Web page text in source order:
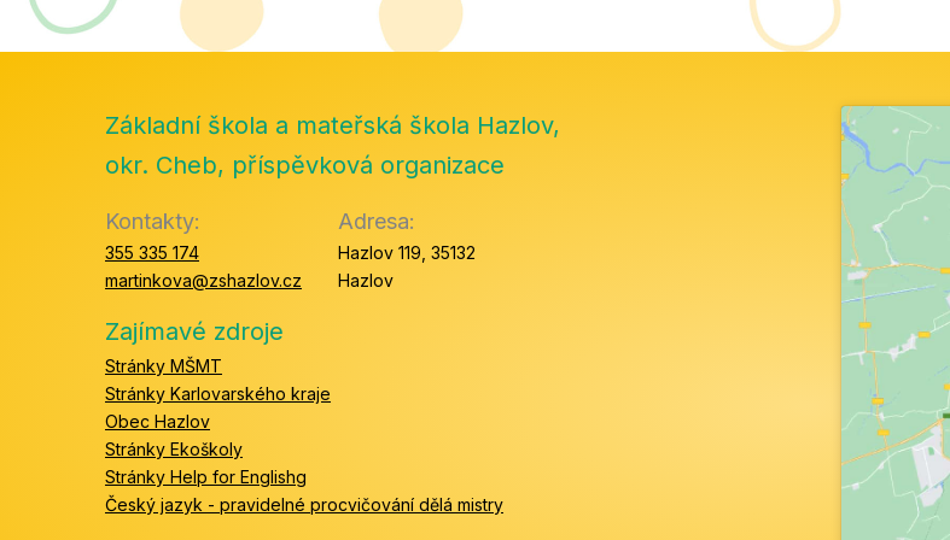
Základní škola a mateřská škola Hazlov,
okr. Cheb, příspěvková organizace
Kontakty:
355 335 174
martinkova@zshazlov.cz
Adresa:
Hazlov 119, 35132
Hazlov
Zajímavé zdroje
Stránky MŠMT
Stránky Karlovarského kraje
Obec Hazlov
Stránky Ekoškoly
Stránky Help for Englishg
Český jazyk - pravidelné procvičování dělá mistry